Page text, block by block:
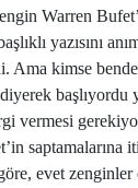
Warren
yazısını
Ama kimse
vermesi
göre, evet